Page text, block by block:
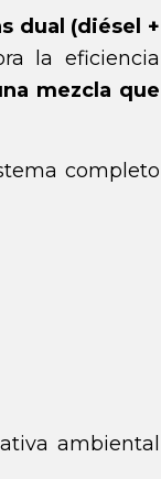
dual (diésel +
la eficiencia
mezcla que
completo
ambiental